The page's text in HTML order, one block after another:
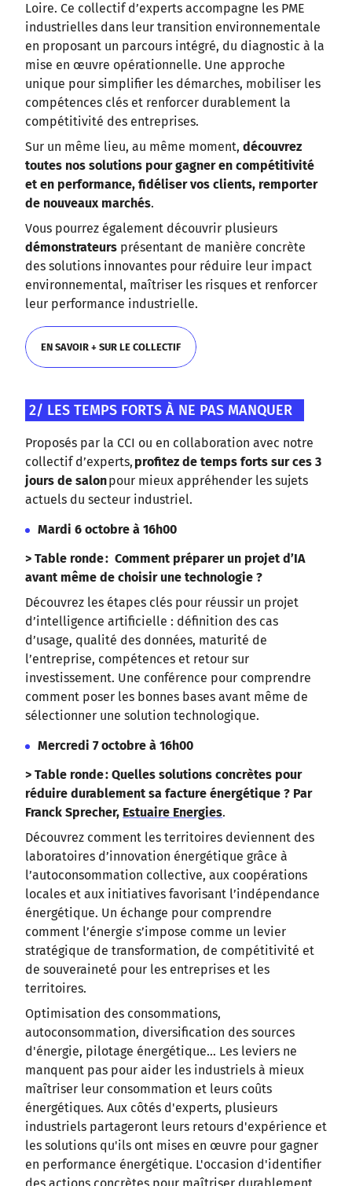
Loire. Ce collectif d’experts accompagne les PME
industrielles dans leur transition environnementale
en proposant un parcours intégré, du diagnostic à la
mise en œuvre opérationnelle. Une approche
unique pour simplifier les démarches, mobiliser les
compétences clés et renforcer durablement la
compétitivité des entreprises.
Sur un même lieu, au même moment, découvrez
toutes nos solutions pour gagner en compétitivité
et en performance, fidéliser vos clients, remporter
de nouveaux marchés.
Vous pourrez également découvrir plusieurs
démonstrateurs présentant de manière concrète
des solutions innovantes pour réduire leur impact
environnemental, maîtriser les risques et renforcer
leur performance industrielle.
EN SAVOIR + SUR LE COLLECTIF
2/ LES TEMPS FORTS À NE PAS MANQUER
Proposés par la CCI ou en collaboration avec notre
collectif d’experts, profitez de temps forts sur ces 3
jours de salonpour mieux appréhender les sujets
actuels du secteur industriel.
Mardi 6 octobre à 16h00
> Table ronde : Comment préparer un projet d’IA
avant même de choisir une technologie ?
Découvrez les étapes clés pour réussir un projet
d’intelligence artificielle : définition des cas
d’usage, qualité des données, maturité de
l’entreprise, compétences et retour sur
investissement. Une conférence pour comprendre
comment poser les bonnes bases avant même de
sélectionner une solution technologique.
Mercredi 7 octobre à 16h00
> Table ronde : Quelles solutions concrètes pour
réduire durablement sa facture énergétique ? Par
Franck Sprecher, Estuaire Energies.
Découvrez comment les territoires deviennent des
laboratoires d’innovation énergétique grâce à
l’autoconsommation collective, aux coopérations
locales et aux initiatives favorisant l’indépendance
énergétique. Un échange pour comprendre
comment l’énergie s’impose comme un levier
stratégique de transformation, de compétitivité et
de souveraineté pour les entreprises et les
territoires.
Optimisation des consommations,
autoconsommation, diversification des sources
d'énergie, pilotage énergétique… Les leviers ne
manquent pas pour aider les industriels à mieux
maîtriser leur consommation et leurs coûts
énergétiques. Aux côtés d'experts, plusieurs
industriels partageront leurs retours d'expérience et
les solutions qu'ils ont mises en œuvre pour gagner
en performance énergétique. L'occasion d'identifier